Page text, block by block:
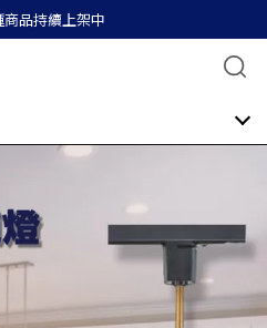
品持續上架中